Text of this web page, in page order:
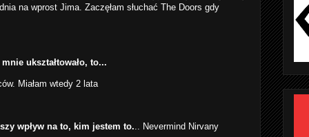
na wprost Jima. Zaczęłam słuchać The Doors gdy
ukształtowało, to...
Miałam wtedy 2 lata
wpływ na to, kim jestem to... Nevermind Nirvany